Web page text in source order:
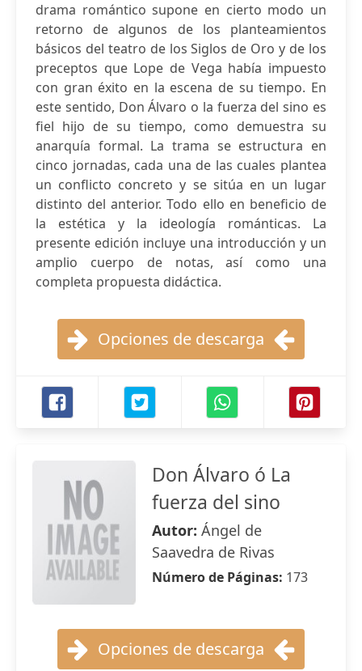
drama romántico supone en cierto modo un
retorno de algunos de los planteamientos
básicos del teatro de los Siglos de Oro y de los
preceptos que Lope de Vega había impuesto
con gran éxito en la escena de su tiempo. En
este sentido, Don Álvaro o la fuerza del sino es
fiel hijo de su tiempo, como demuestra su
anarquía formal. La trama se estructura en
cinco jornadas, cada una de las cuales plantea
un conflicto concreto y se sitúa en un lugar
distinto del anterior. Todo ello en beneficio de
la estética y la ideología románticas. La
presente edición incluye una introducción y un
amplio cuerpo de notas, así como una
completa propuesta didáctica.
Opciones de descarga
Don Álvaro ó La
fuerza del sino
Autor: Ángel de
Saavedra de Rivas
Número de Páginas: 173
Opciones de descarga